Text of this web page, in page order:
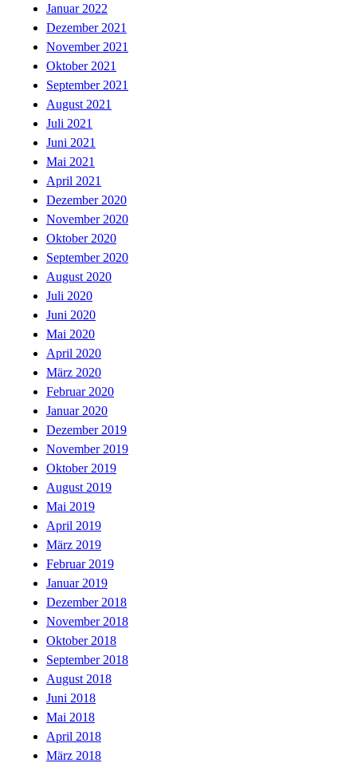
Januar 2022
Dezember 2021
November 2021
Oktober 2021
September 2021
August 2021
Juli 2021
Juni 2021
Mai 2021
April 2021
Dezember 2020
November 2020
Oktober 2020
September 2020
August 2020
Juli 2020
Juni 2020
Mai 2020
April 2020
März 2020
Februar 2020
Januar 2020
Dezember 2019
November 2019
Oktober 2019
August 2019
Mai 2019
April 2019
März 2019
Februar 2019
Januar 2019
Dezember 2018
November 2018
Oktober 2018
September 2018
August 2018
Juni 2018
Mai 2018
April 2018
März 2018